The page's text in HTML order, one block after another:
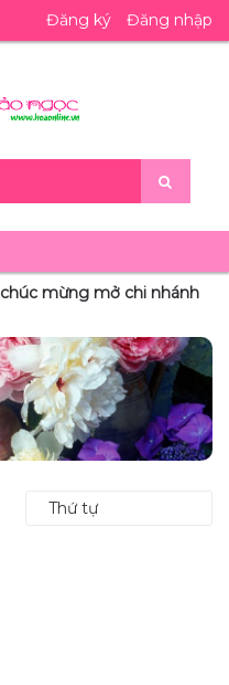
Đăng ký Đăng nhập
chúc mừng mở chi nhánh
Thứ tự